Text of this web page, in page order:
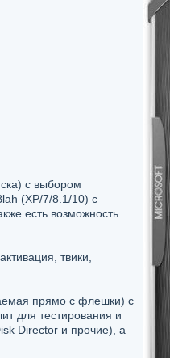
с выбором
(XP/7/8.1/10) с
есть возможность
твики,
прямо с флешки) с
для тестирования и
Director и прочие), а